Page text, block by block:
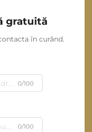
gratuită
în curând.
0/100
0/100